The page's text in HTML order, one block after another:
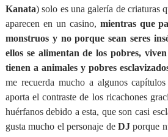
Kanata) solo es una galería de criaturas
aparecen en un casino, mientras que
monstruos y no porque sean seres
ellos se alimentan de los pobres,
tienen a animales y pobres
me recuerda mucho a algunos
aporta el contraste de los ricachones
huérfanos debido a esta, que son casi
gusta mucho el personaje de DJporque